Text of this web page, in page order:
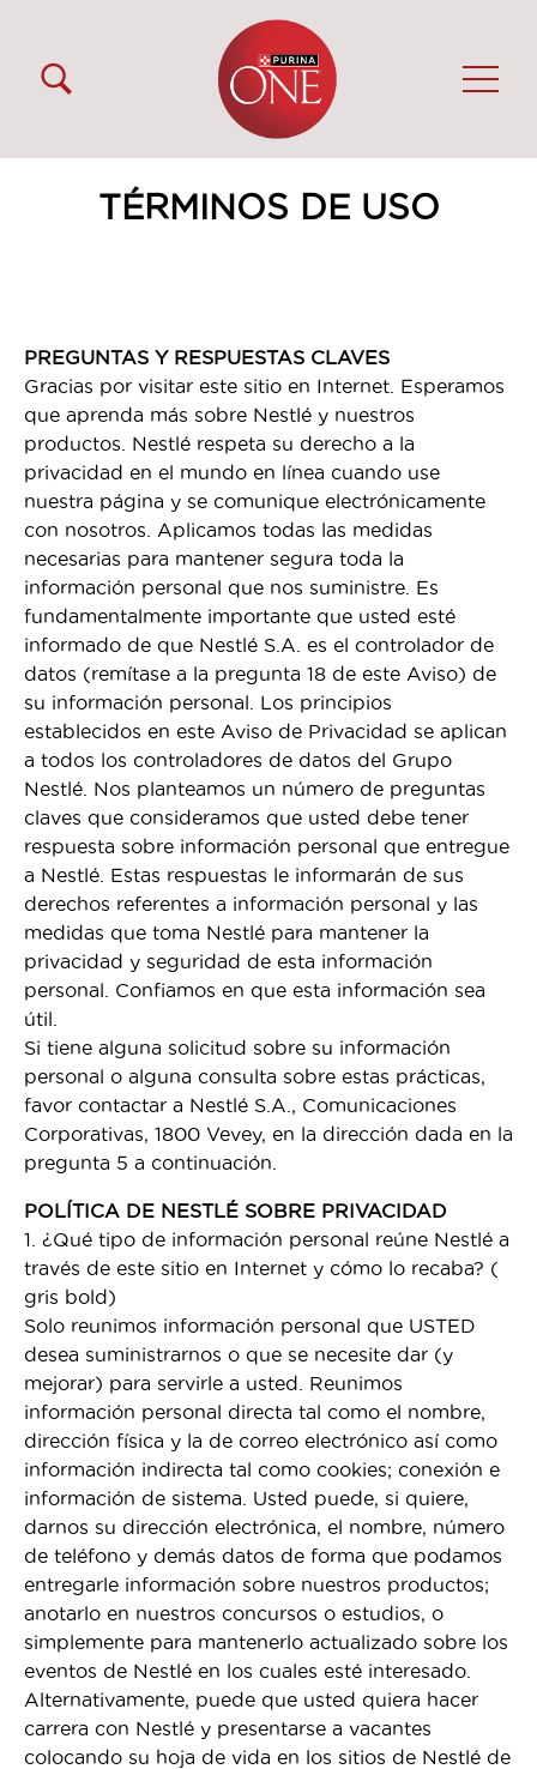
Menú Secundario Purina One
Menú Principal Purina One
TÉRMINOS DE USO
PREGUNTAS Y RESPUESTAS CLAVES
Gracias por visitar este sitio en Internet. Esperamos
que aprenda más sobre Nestlé y nuestros
productos. Nestlé respeta su derecho a la
privacidad en el mundo en línea cuando use
nuestra página y se comunique electrónicamente
con nosotros. Aplicamos todas las medidas
necesarias para mantener segura toda la
información personal que nos suministre. Es
fundamentalmente importante que usted esté
informado de que Nestlé S.A. es el controlador de
datos (remítase a la pregunta 18 de este Aviso) de
su información personal. Los principios
establecidos en este Aviso de Privacidad se aplican
a todos los controladores de datos del Grupo
Nestlé. Nos planteamos un número de preguntas
claves que consideramos que usted debe tener
respuesta sobre información personal que entregue
a Nestlé. Estas respuestas le informarán de sus
derechos referentes a información personal y las
medidas que toma Nestlé para mantener la
privacidad y seguridad de esta información
personal. Confiamos en que esta información sea
útil.
Si tiene alguna solicitud sobre su información
personal o alguna consulta sobre estas prácticas,
favor contactar a Nestlé S.A., Comunicaciones
Corporativas, 1800 Vevey, en la dirección dada en la
pregunta 5 a continuación.
POLÍTICA DE NESTLÉ SOBRE PRIVACIDAD
1. ¿Qué tipo de información personal reúne Nestlé a
través de este sitio en Internet y cómo lo recaba? (
gris bold)
Solo reunimos información personal que USTED
desea suministrarnos o que se necesite dar (y
mejorar) para servirle a usted. Reunimos
información personal directa tal como el nombre,
dirección física y la de correo electrónico así como
información indirecta tal como cookies; conexión e
información de sistema. Usted puede, si quiere,
darnos su dirección electrónica, el nombre, número
de teléfono y demás datos de forma que podamos
entregarle información sobre nuestros productos;
anotarlo en nuestros concursos o estudios, o
simplemente para mantenerlo actualizado sobre los
eventos de Nestlé en los cuales esté interesado.
Alternativamente, puede que usted quiera hacer
carrera con Nestlé y presentarse a vacantes
colocando su hoja de vida en los sitios de Nestlé de